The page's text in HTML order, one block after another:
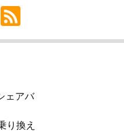
ェアバ
り換え